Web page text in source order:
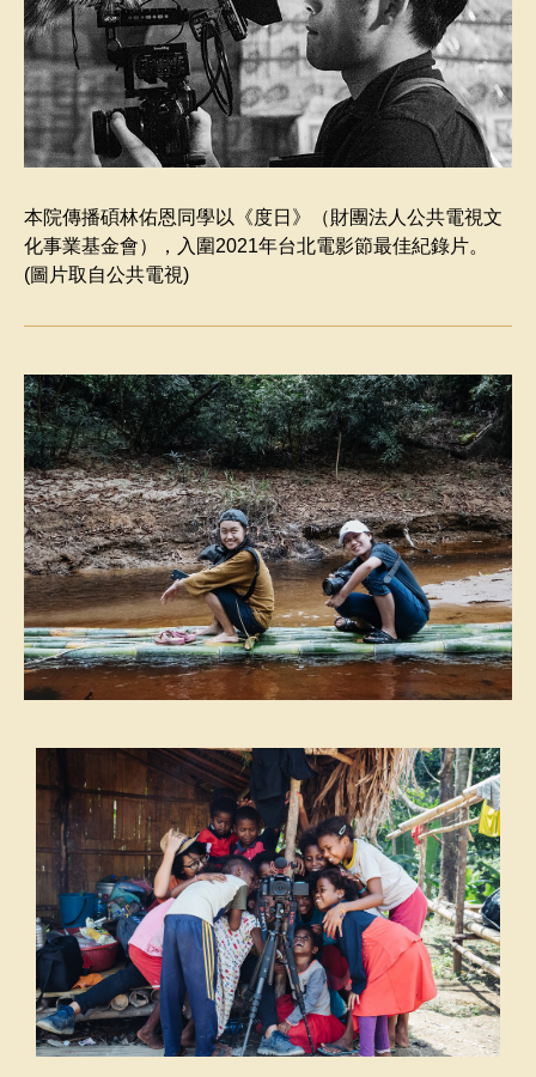
本院傳播碩林佑恩同學以《度日》（財團法人公共電視文
化事業基金會），入圍2021年台北電影節最佳紀錄片。
(圖片取自公共電視)